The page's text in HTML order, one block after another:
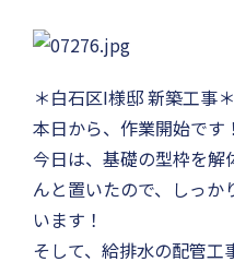
＊白石区I様邸 新築工事＊
本日から、作業開始です！
今日は、基礎の型枠を解
んと置いたので、しっか
います！
そして、給排水の配管工